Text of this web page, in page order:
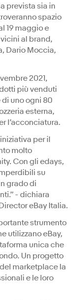
prevista sia in
spazio
19 maggio e
al brand,
Dario Moccia,
2021,
più venduti
uno ogni 80
esterna,
l’acconciatura.
per il
molto
Con gli edays,
su
grado di
- dichiara
eBay Italia.
strumento
utilizzano eBay,
unica che
Un progetto
marketplace la
e le loro